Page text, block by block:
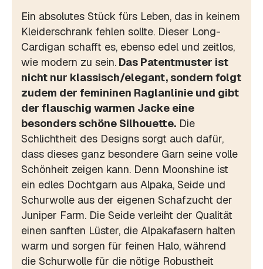
Ein absolutes Stück fürs Leben, das in keinem
Kleiderschrank fehlen sollte. Dieser Long-
Cardigan schafft es, ebenso edel und zeitlos,
wie modern zu sein. Das Patentmuster ist
nicht nur klassisch/elegant, sondern folgt
zudem der femininen Raglanlinie und gibt
der flauschig warmen Jacke eine
besonders schöne Silhouette. Die
Schlichtheit des Designs sorgt auch dafür,
dass dieses ganz besondere Garn seine volle
Schönheit zeigen kann. Denn Moonshine ist
ein edles Dochtgarn aus Alpaka, Seide und
Schurwolle aus der eigenen Schafzucht der
Juniper Farm. Die Seide verleiht der Qualität
einen sanften Lüster, die Alpakafasern halten
warm und sorgen für feinen Halo, während
die Schurwolle für die nötige Robustheit